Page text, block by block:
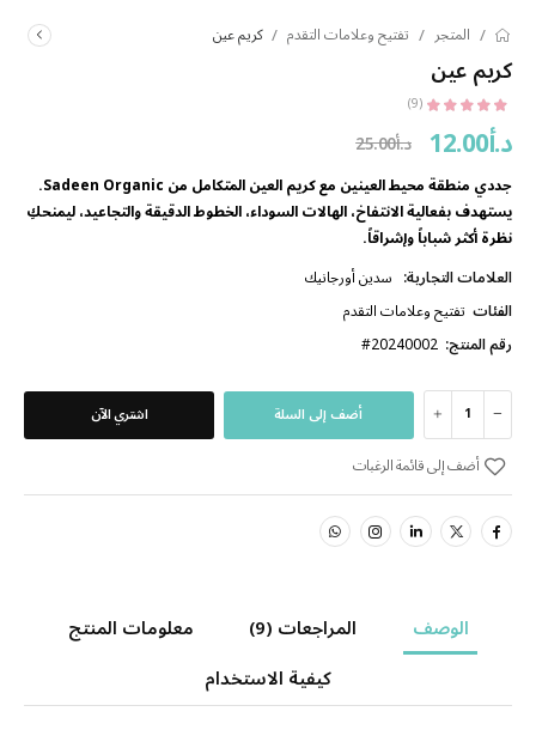
/ المتجر / تفتيح وعلامات التقدم / كريم عين
كريم عين
(9)
د.أ12.00 د.أ25.00
جددي منطقة محيط العينين مع كريم العين المتكامل من Sadeen Organic.
يستهدف بفعالية الانتفاخ، الهالات السوداء، الخطوط الدقيقة والتجاعيد، ليمنحكِ
نظرة أكثر شباباً وإشراقاً.
العلامات التجارية: سدين أورجانيك
الفئات تفتيح وعلامات التقدم
رقم المنتج: #20240002
أضف إلى السلة اشتري الآن
أضف إلى قائمة الرغبات
الوصف المراجعات(9)
معلومات المنتج
كيفية الاستخدام